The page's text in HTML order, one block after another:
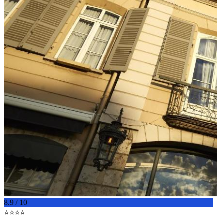
8.9 / 10
⭐⭐⭐⭐